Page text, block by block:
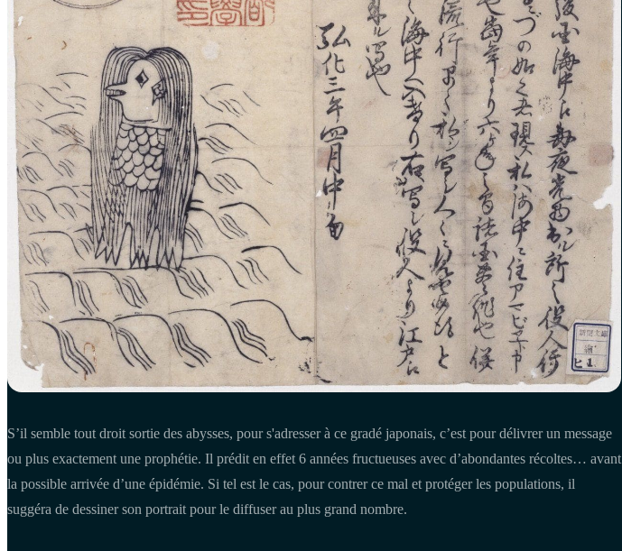
S’il semble tout droit sortie des abysses, pour s'adresser à ce gradé japonais, c’est pour délivrer un message
ou plus exactement une prophétie. Il prédit en effet 6 années fructueuses avec d’abondantes récoltes… avant
la possible arrivée d’une épidémie. Si tel est le cas, pour contrer ce mal et protéger les populations, il
suggéra de dessiner son portrait pour le diffuser au plus grand nombre.